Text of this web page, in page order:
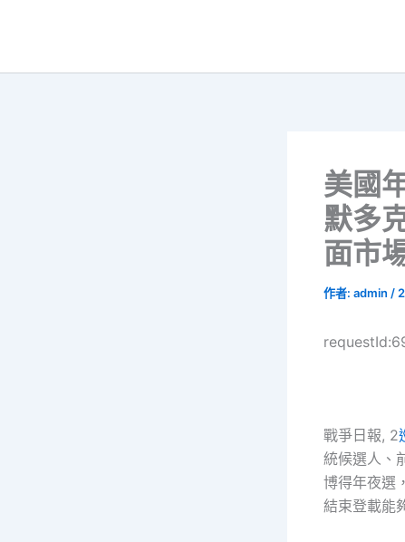
美國
默多
面市
作者: admin /
戰爭日報, 2
統候選人、
博得年夜選
結束登載能